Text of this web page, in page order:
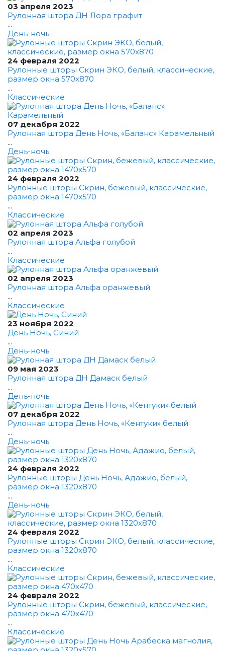
03 апреля 2023
Рулонная штора ДН Лора графит
...
День-ночь
24 февраля 2022
Рулонные шторы Скрин ЭКО, белый, классические,
размер окна 570x870
...
Классические
07 декабря 2022
Рулонная штора День Ночь, «Баланс» Карамельный
...
День-ночь
24 февраля 2022
Рулонные шторы Скрин, бежевый, классические,
размер окна 1470x570
...
Классические
02 апреля 2023
Рулонная штора Альфа голубой
...
Классические
02 апреля 2023
Рулонная штора Альфа оранжевый
...
Классические
23 ноября 2022
День Ночь, Синий
...
День-ночь
09 мая 2023
Рулонная штора ДН Дамаск белый
...
День-ночь
07 декабря 2022
Рулонная штора День Ночь, «Кентуки» белый
...
День-ночь
24 февраля 2022
Рулонные шторы День Ночь, Адажио, белый,
размер окна 1320x870
...
День-ночь
24 февраля 2022
Рулонные шторы Скрин ЭКО, белый, классические,
размер окна 1320x870
...
Классические
24 февраля 2022
Рулонные шторы Скрин, бежевый, классические,
размер окна 470x470
...
Классические